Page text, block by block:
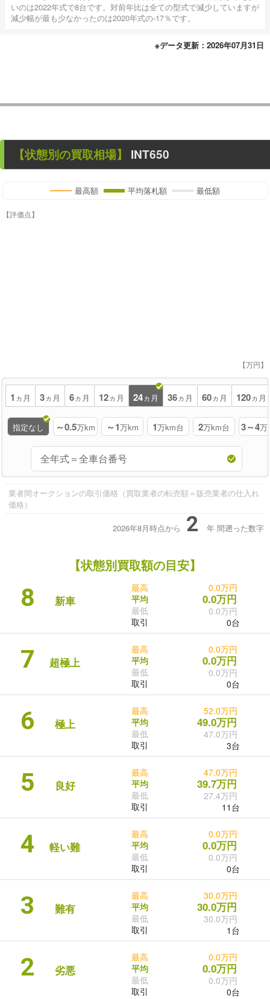
いのは2022年式で8台です。対前年比は全ての型式で減少していますが
減少幅が最も少なかったのは2020年式の-17％です。
※データ更新：2026年07月31日
【状態別の買取相場】 INT650
最高額 平均落札額 最低額
【評価点】
【万円】
1 ヵ月 3ヵ月 6ヵ月 12ヵ月 24ヵ月 36ヵ月 60ヵ月 120ヵ月
指定なし ～0.5万km ～1万km 1万km台 2万km台 3～4万
業者間オークションの取引価格（買取業者の転売額＝販売業者の仕入れ
価格）
2026年8月時点から 2 年 間遡った数字
【状態別買取額の目安】
8 新車
最高
平均
最低
取引
0.0万円
0.0万円
0.0万円
0台
7 超極上
最高
平均
最低
取引
0.0万円
0.0万円
0.0万円
0台
6 極上
最高
平均
最低
取引
52.0万円
49.0万円
47.0万円
3台
5 良好
最高
平均
最低
取引
47.0万円
39.7万円
27.4万円
11台
4 軽い難
最高
平均
最低
取引
0.0万円
0.0万円
0.0万円
0台
3 難有
最高
平均
最低
取引
30.0万円
30.0万円
30.0万円
1台
2 劣悪
最高
平均
最低
取引
0.0万円
0.0万円
0.0万円
0台